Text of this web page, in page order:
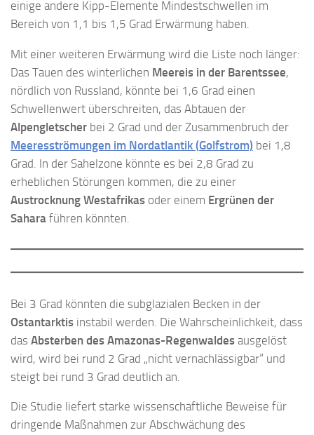
einige andere Kipp-Elemente Mindestschwellen im
Bereich von 1,1 bis 1,5 Grad Erwärmung haben.
Mit einer weiteren Erwärmung wird die Liste noch länger:
Das Tauen des winterlichen Meereis in der Barentssee,
nördlich von Russland, könnte bei 1,6 Grad einen
Schwellenwert überschreiten, das Abtauen der
Alpengletscher bei 2 Grad und der Zusammenbruch der
Meeresströmungen im Nordatlantik (Golfstrom) bei 1,8
Grad. In der Sahelzone könnte es bei 2,8 Grad zu
erheblichen Störungen kommen, die zu einer
Austrocknung Westafrikas oder einem Ergrünen der
Sahara führen könnten.
Bei 3 Grad könnten die subglazialen Becken in der
Ostantarktis instabil werden. Die Wahrscheinlichkeit, dass
das Absterben des Amazonas-Regenwaldes ausgelöst
wird, wird bei rund 2 Grad „nicht vernachlässigbar“ und
steigt bei rund 3 Grad deutlich an.
Die Studie liefert starke wissenschaftliche Beweise für
dringende Maßnahmen zur Abschwächung des